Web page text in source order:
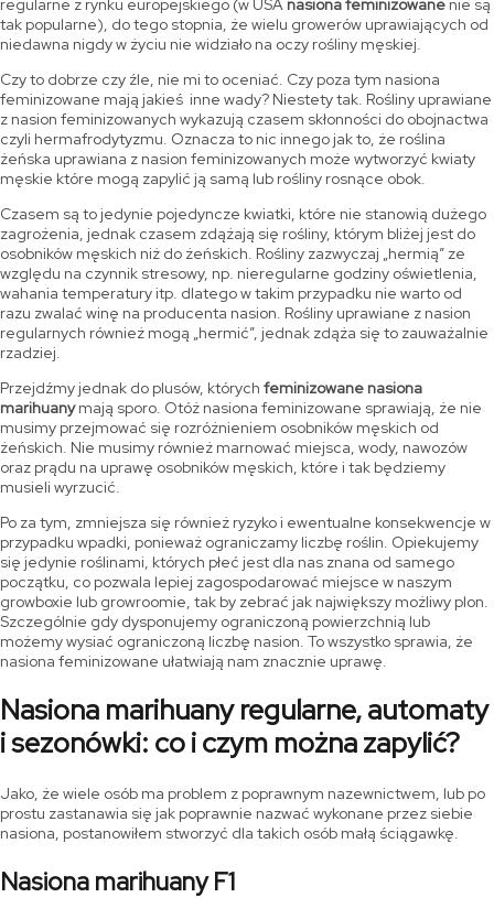
regularne z rynku europejskiego (w USA nasiona feminizowane nie są
tak popularne), do tego stopnia, że wielu growerów uprawiających od
niedawna nigdy w życiu nie widziało na oczy rośliny męskiej.
Czy to dobrze czy źle, nie mi to oceniać. Czy poza tym nasiona
feminizowane mają jakieś inne wady? Niestety tak. Rośliny uprawiane
z nasion feminizowanych wykazują czasem skłonności do obojnactwa
czyli hermafrodytyzmu. Oznacza to nic innego jak to, że roślina
żeńska uprawiana z nasion feminizowanych może wytworzyć kwiaty
męskie które mogą zapylić ją samą lub rośliny rosnące obok.
Czasem są to jedynie pojedyncze kwiatki, które nie stanowią dużego
zagrożenia, jednak czasem zdążają się rośliny, którym bliżej jest do
osobników męskich niż do żeńskich. Rośliny zazwyczaj „hermią” ze
względu na czynnik stresowy, np. nieregularne godziny oświetlenia,
wahania temperatury itp. dlatego w takim przypadku nie warto od
razu zwalać winę na producenta nasion. Rośliny uprawiane z nasion
regularnych również mogą „hermić”, jednak zdąża się to zauważalnie
rzadziej.
Przejdźmy jednak do plusów, których feminizowane nasiona
marihuanymają sporo. Otóż nasiona feminizowane sprawiają, że nie
musimy przejmować się rozróżnieniem osobników męskich od
żeńskich. Nie musimy również marnować miejsca, wody, nawozów
oraz prądu na uprawę osobników męskich, które i tak będziemy
musieli wyrzucić.
Po za tym, zmniejsza się również ryzyko i ewentualne konsekwencje w
przypadku wpadki, ponieważ ograniczamy liczbę roślin. Opiekujemy
się jedynie roślinami, których płeć jest dla nas znana od samego
początku, co pozwala lepiej zagospodarować miejsce w naszym
growboxie lub growroomie, tak by zebrać jak największy możliwy plon.
Szczególnie gdy dysponujemy ograniczoną powierzchnią lub
możemy wysiać ograniczoną liczbę nasion. To wszystko sprawia, że
nasiona feminizowane ułatwiają nam znacznie uprawę.
Nasiona marihuany regularne, automaty
i sezonówki: co i czym można zapylić?
Jako, że wiele osób ma problem z poprawnym nazewnictwem, lub po
prostu zastanawia się jak poprawnie nazwać wykonane przez siebie
nasiona, postanowiłem stworzyć dla takich osób małą ściągawkę.
Nasiona marihuany F1